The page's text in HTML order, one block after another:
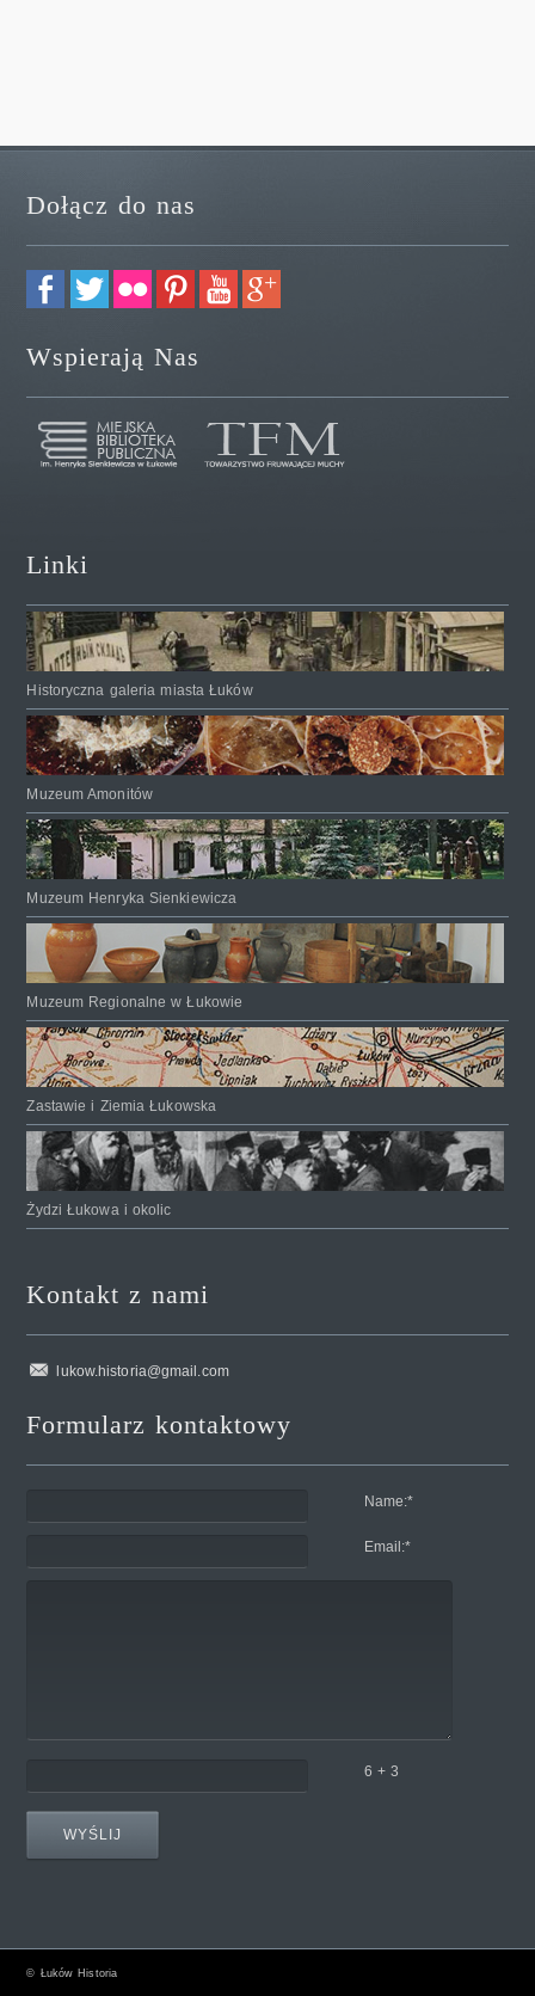
Dołącz do nas
Wspierają Nas
Linki
Historyczna galeria miasta Łuków
Muzeum Amonitów
Muzeum Henryka Sienkiewicza
Muzeum Regionalne w Łukowie
Zastawie i Ziemia Łukowska
Żydzi Łukowa i okolic
Kontakt z nami
lukow.historia@gmail.com
Formularz kontaktowy
Name:*
Email:*
6 + 3
© Łuków Historia